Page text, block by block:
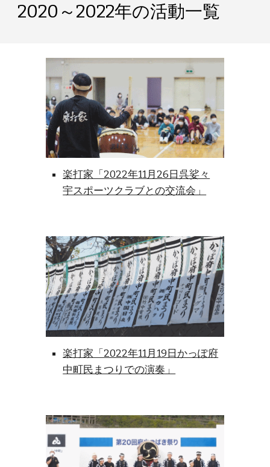
2020～2022年の活動一覧
楽打家「2022年11月26日呉娑々
宇スポーツクラブとの交流会」
楽打家「2022年11月19日かっぽ府
中町民まつりでの演奏」